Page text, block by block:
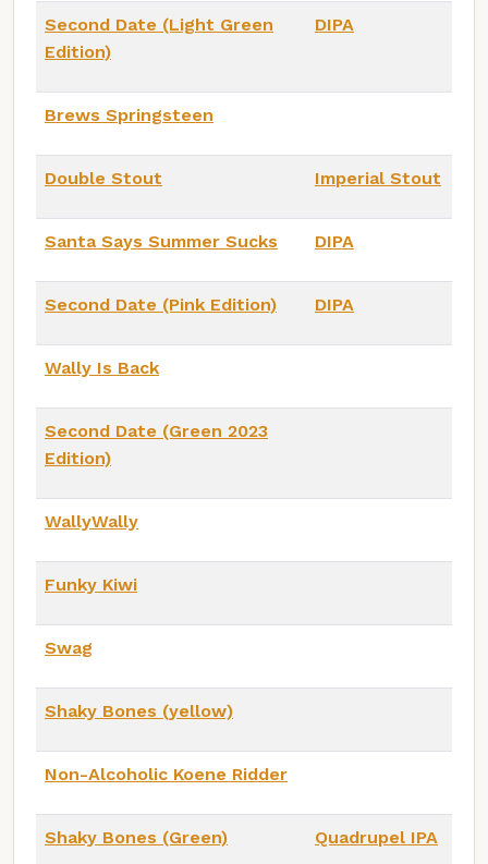
Second Date (Light Green
Edition)
DIPA
Brews Springsteen
Double Stout Imperial Stout
Santa Says Summer Sucks DIPA
Second Date (Pink Edition) DIPA
Wally Is Back
Second Date (Green 2023
Edition)
WallyWally
Funky Kiwi
Swag
Shaky Bones (yellow)
Non-Alcoholic Koene Ridder
Shaky Bones (Green) Quadrupel IPA